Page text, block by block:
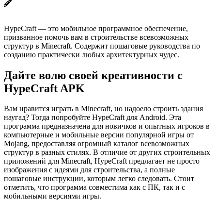
HypeCraft — это мобильное программное обеспечение,
призванное помочь вам в строительстве всевозможных
структур в Minecraft. Содержит пошаговые руководства по
созданию практически любых архитектурных чудес.
Дайте волю своей креативности с
HypeCraft APK
Вам нравится играть в Minecraft, но надоело строить здания
наугад? Тогда попробуйте HypeCraft для Android. Эта
программа предназначена для новичков и опытных игроков в
компьютерные и мобильные версии популярной игры от
Mojang, предоставляя огромный каталог всевозможных
структур в разных стилях. В отличие от других строительных
приложений для Minecraft, HypeCraft предлагает не просто
изображения с идеями для строительства, а полные
пошаговые инструкции, которым легко следовать. Стоит
отметить, что программа совместима как с ПК, так и с
мобильными версиями игры.